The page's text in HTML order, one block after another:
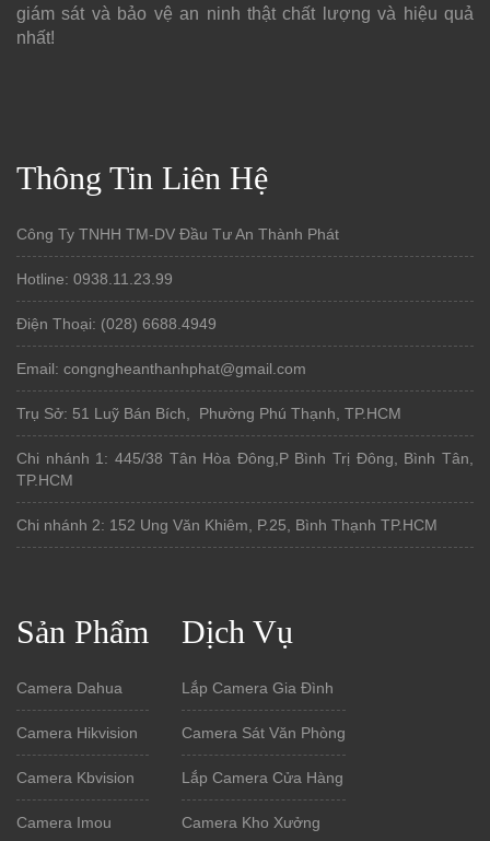
giám sát và bảo vệ an ninh thật chất lượng và hiệu quả
nhất!
Thông Tin Liên Hệ
Công Ty TNHH TM-DV Đầu Tư An Thành Phát
Hotline: 0938.11.23.99
Điện Thoại: (028) 6688.4949
Email: congngheanthanhphat@gmail.com
Trụ Sở: 51 Luỹ Bán Bích, Phường Phú Thạnh, TP.HCM
Chi nhánh 1: 445/38 Tân Hòa Đông,P Bình Trị Đông, Bình Tân,
TP.HCM
Chi nhánh 2: 152 Ung Văn Khiêm, P.25, Bình Thạnh TP.HCM
Sản Phẩm
Camera Dahua
Camera Hikvision
Camera Kbvision
Camera Imou
Dịch Vụ
Lắp Camera Gia Đình
Camera Sát Văn Phòng
Lắp Camera Cửa Hàng
Camera Kho Xưởng